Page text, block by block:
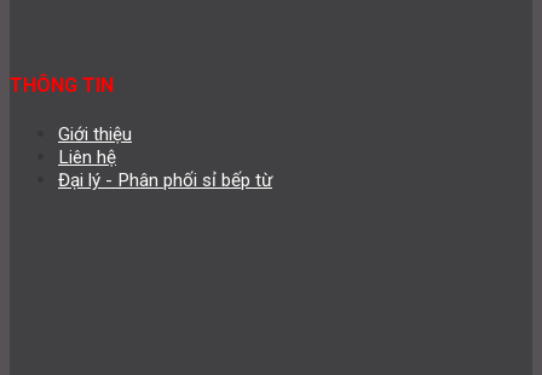
THÔNG TIN
Giới thiệu
Liên hệ
Đại lý - Phân phối sỉ bếp từ